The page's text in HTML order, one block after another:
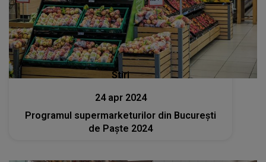
Stiri
24 apr 2024
Programul supermarketurilor din București
de Paște 2024